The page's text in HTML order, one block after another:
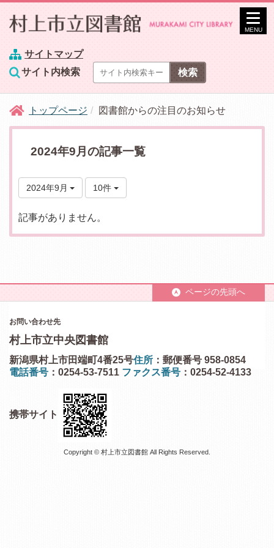
サイトマップ
サイト内検索
MENU
トップページ 図書館からの注目のお知らせ
2024年9月の記事一覧
2024年9月 10件
記事がありません。
ページの先頭へ
お問い合わせ先
村上市立中央図書館
住所 ：郵便番号 958-0854
新潟県村上市田端町4番25号
電話番号 ：0254-53-7511 ファクス番号 ：0254-52-4133
携帯サイト
Copyright © 村上市立図書館 All Rights Reserved.